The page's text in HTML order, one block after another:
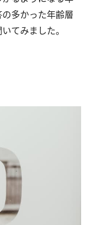
多かった年齢層
てみました。